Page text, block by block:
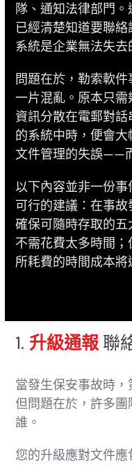
隊、通知法律部門
已經清楚知道要聯
系統是企業無法失
問題在於，勒索軟
一片混亂。原本只
資訊分散在電郵對
的系統中時，便會
文件管理的失誤——
以下內容並非一份
可行的建議：在事
確保可隨時存取的
不需花費太多時間；
所耗費的時間成本將
1.升級通報聯
當發生保安事故時，
但問題在於，許多
誰。
您的升級應對文件